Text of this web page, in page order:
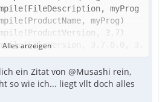
Alles anzeigen
ein Zitat von @Musashi rein,
so wie ich... liegt vllt doch alles